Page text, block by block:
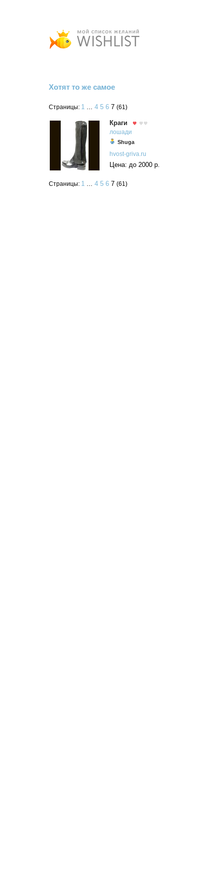
Хотят то же самое
Страницы: 1 ... 4 5 6 7 (61)
Краги
лошади
Shuga
hvost-griva.ru
Цена: до 2000 р.
Страницы: 1 ... 4 5 6 7 (61)